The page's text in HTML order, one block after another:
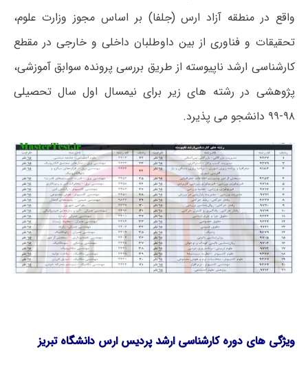
واقع در منطقه آزاد ارس (جلفا) بر اساس مجوز وزارت علوم،
تحقیقات و فناوری از بین داوطلبان داخلی و خارجی در مقطع
کارشناسی ارشد ناپیوسته از طریق بررسی پرونده سوابق آموزشی،
پژوهشی در رشته های زیر برای نیمسال اول سال تحصیلی
۹۸-۹۹ دانشجو می پذیرد.
ویژگی های دوره کارشناسی ارشد پردیس ارس دانشگاه تبریز